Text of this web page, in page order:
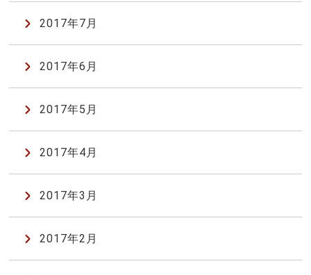
2017年7月
2017年6月
2017年5月
2017年4月
2017年3月
2017年2月